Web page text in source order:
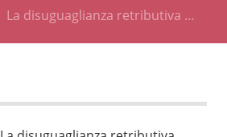
La disuguaglianza retributiva …